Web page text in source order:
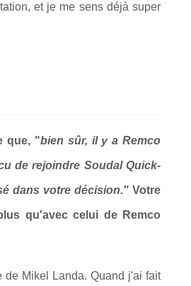
et je me sens déjà super
que, "bien sûr, il y a Remco
de rejoindre Soudal Quick-
dans votre décision." Votre
qu'avec celui de Remco
Mikel Landa. Quand j'ai fait